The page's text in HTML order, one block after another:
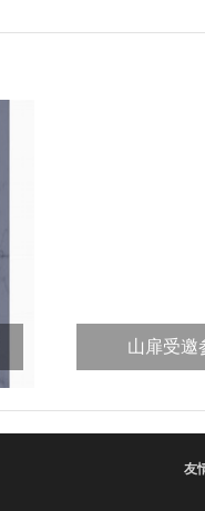
山扉受邀
友